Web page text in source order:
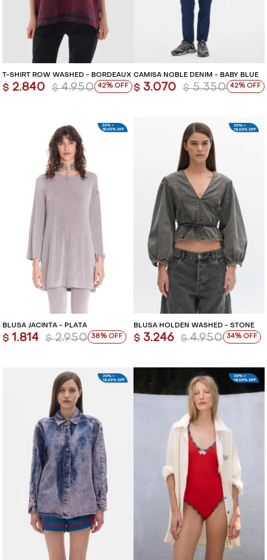
T-SHIRT ROW WASHED - BORDEAUX
$ 2.840 $ 4.950 42
CAMISA NOBLE DENIM - BABY BLUE
$ 3.070 $ 5.350 42
BLUSA JACINTA - PLATA
$ 1.814 $ 2.950 38
BLUSA HOLDEN WASHED - STONE
$ 3.246 $ 4.950 34